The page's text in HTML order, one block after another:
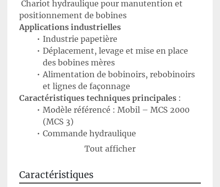
positionnement de bobines
Applications industrielles
Industrie papetière
Déplacement, levage et mise en place
des bobines mères
Alimentation de bobinoirs, rebobinoirs
et lignes de façonnage
Caractéristiques techniques principales :
Modèle référencé : Mobil – MCS 2000
(MCS 3)
Commande hydraulique
Capacité conçue pour des bobines
Guidage sur rails au sol
Graissage : graisse BEACON EP2 (CPA)
Tout afficher
Caractéristiques